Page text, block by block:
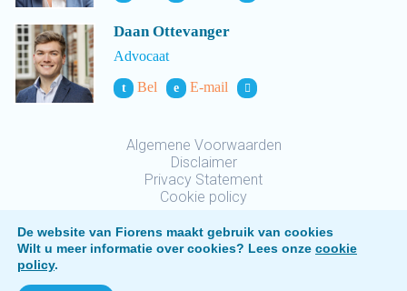
Daan Ottevanger
Advocaat
t Bel e E-mail
Algemene Voorwaarden
Disclaimer
Privacy Statement
Cookie policy
De website van Fiorens maakt gebruik van cookies
Wilt u meer informatie over cookies? Lees onze cookie
policy.